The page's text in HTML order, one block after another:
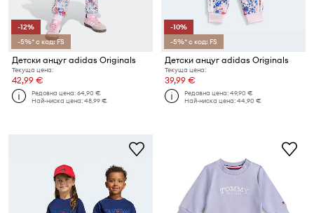
-12%
-5%* с код: FS
Детски анцуг adidas Originals
Текуща цена:
42,99 €
Редовна цена:64,90 €
Най-ниска цена:48,99 €
-10%
-5%* с код: FS
Детски анцуг adidas Originals
Текуща цена:
39,99 €
Редовна цена:49,90 €
Най-ниска цена:44,90 €